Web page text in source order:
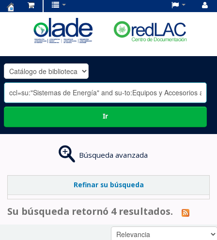
OLADE
-
Ir
Búsqueda avanzada
Refinar su búsqueda
Su búsqueda retornó 4 resultados.